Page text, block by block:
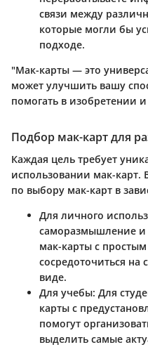
связи между
которые могли бы
подходе.
"Мак-карты — это
может улучшить вашу
помогать в изобретении
Подбор мак-карт для
Каждая цель требует
использовании мак-карт.
по выбору мак-карт в
Для личного
саморазмышление и
мак-карты с
сосредоточиться
виде.
Для учебы: Для
карты с
помогут
выделить самые